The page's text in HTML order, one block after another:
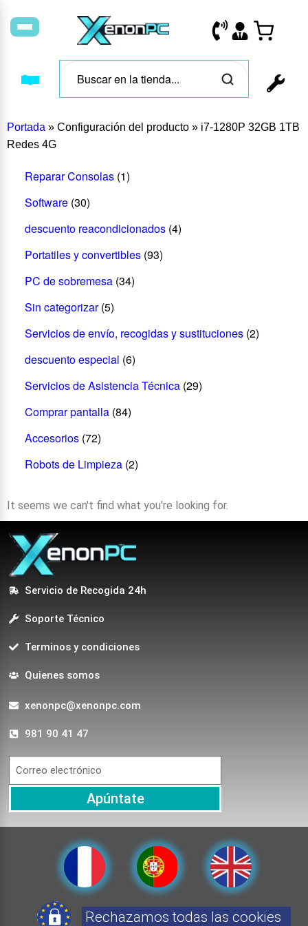
Portada » Configuración del producto » i7-1280P 32GB 1TB
Redes 4G
Reparar Consolas (1)
Software (30)
descuento reacondicionados (4)
Portatiles y convertibles (93)
PC de sobremesa (34)
Sin categorizar (5)
Servicios de envío, recogidas y sustituciones (2)
descuento especial (6)
Servicios de Asistencia Técnica (29)
Comprar pantalla (84)
Accesorios (72)
Robots de Limpieza (2)
It seems we can't find what you're looking for.
Servicio de Recogida 24h
Soporte Técnico
Terminos y condiciones
Quienes somos
xenonpc@xenonpc.com
981 90 41 47
Apúntate
Rechazamos todas las cookies